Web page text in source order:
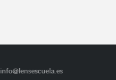
info@lensescuela.es